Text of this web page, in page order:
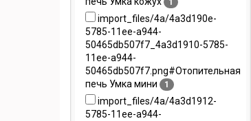
import_files/4a/4a3d190e-
5785-11ee-a944-
50465db507f7_4a3d1910-5785-
11ee-a944-
50465db507f7.png#Отопительная
печь Умка мини
1
import_files/4a/4a3d1912-
5785-11ee-a944-